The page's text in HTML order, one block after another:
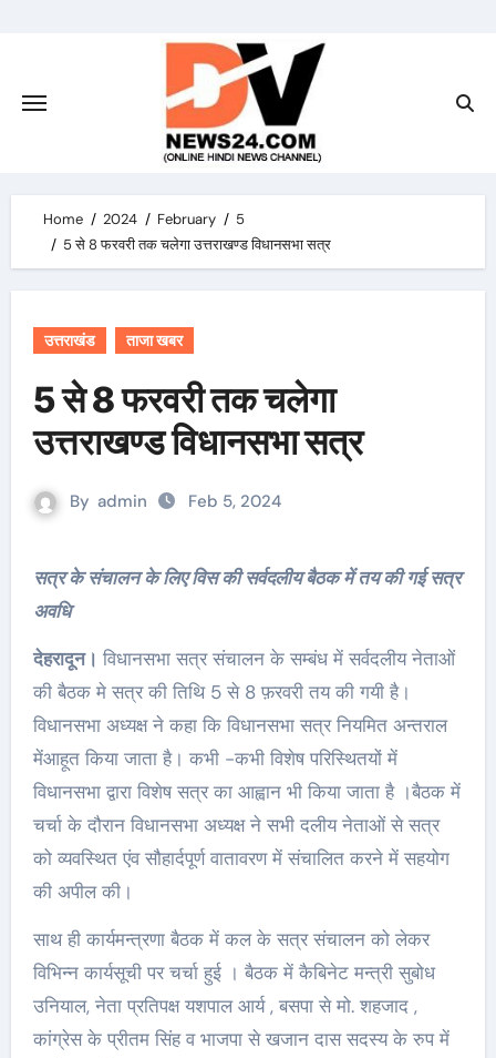
Home 2024 February
5
5 से 8 फरवरी तक चलेगा उत्तराखण्ड विधानसभा सत्र
उत्तराखंड ताजा खबर
5 से 8 फरवरी तक चलेगा
उत्तराखण्ड विधानसभा सत्र
By admin Feb 5, 2024
सत्र के संचालन के लिए विस की सर्वदलीय बैठक में तय की गई सत्र
अवधि
देहरादून। विधानसभा सत्र संचालन के सम्बंध में सर्वदलीय नेताओं
की बैठक मे सत्र की तिथि 5 से 8 फ़रवरी तय की गयी है।
विधानसभा अध्यक्ष ने कहा कि विधानसभा सत्र नियमित अन्तराल
मेंआहूत किया जाता है। कभी -कभी विशेष परिस्थितयों में
विधानसभा द्वारा विशेष सत्र का आह्वान भी किया जाता है ।बैठक में
चर्चा के दौरान विधानसभा अध्यक्ष ने सभी दलीय नेताओं से सत्र
को व्यवस्थित एंव सौहार्दपूर्ण वातावरण में संचालित करने में सहयोग
की अपील की।
साथ ही कार्यमन्त्रणा बैठक में कल के सत्र संचालन को लेकर
विभिन्न कार्यसूची पर चर्चा हुई । बैठक में कैबिनेट मन्त्री सुबोध
उनियाल, नेता प्रतिपक्ष यशपाल आर्य , बसपा से मो. शहजाद ,
कांग्रेस के प्रीतम सिंह व भाजपा से खजान दास सदस्य के रुप में